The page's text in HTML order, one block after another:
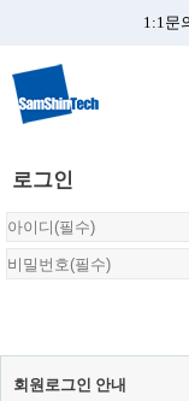
1:1문
로그인
회원로그인 안내